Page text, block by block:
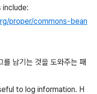
include:
proper/commons-bean
를 남기는 것을 도와주는 패
to log information. H